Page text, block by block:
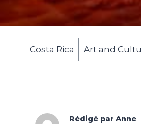
Costa Rica Art and
Rédigé par Anne